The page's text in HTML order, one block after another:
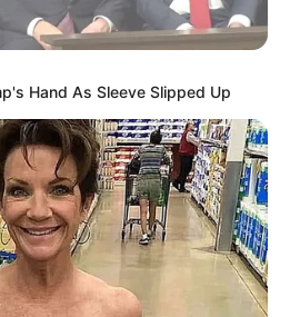
Hand As Sleeve Slipped Up